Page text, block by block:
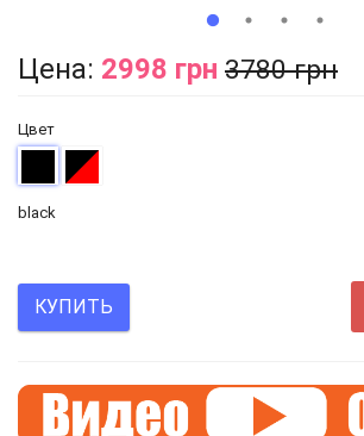
Цена: 2998 грн 3780 грн
Цвет
black
КУПИТЬ